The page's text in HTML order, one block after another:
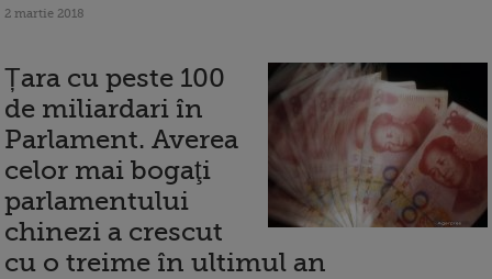
2 martie 2018
Țara cu peste 100
de miliardari în
Parlament. Averea
celor mai bogaţi
parlamentului
chinezi a crescut
cu o treime în ultimul an